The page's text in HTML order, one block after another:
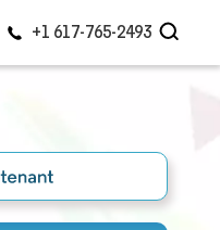
+1 617-765-2493